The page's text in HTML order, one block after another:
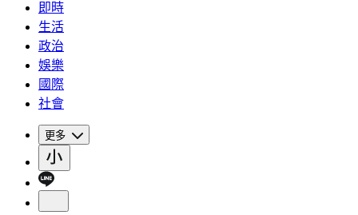
即時
生活
政治
娛樂
國際
社會
更多